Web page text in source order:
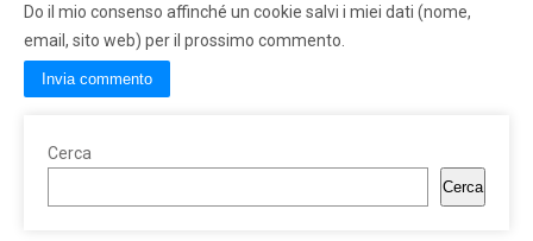
Do il mio consenso affinché un cookie salvi i miei dati (nome,
email, sito web) per il prossimo commento.
Cerca
Cerca